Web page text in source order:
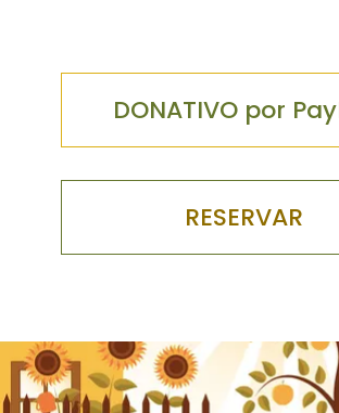
DONATIVO por
RESERVAR